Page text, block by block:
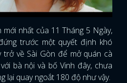
nhất của 11 Tháng 5 Ngày,
trước một quyết định khó
trở về Sài Gòn để mở quán cà
bà nội và bố Vinh đây, chưa
lại quay ngoắt 180 độ như vậy.